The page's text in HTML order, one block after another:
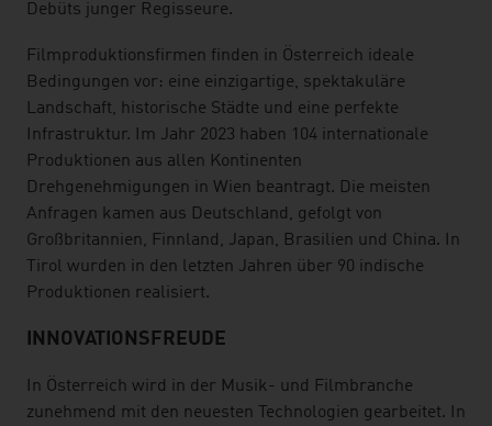
Debüts junger Regisseure.
Filmproduktionsfirmen finden in Österreich ideale
Bedingungen vor: eine einzigartige, spektakuläre
Landschaft, historische Städte und eine perfekte
Infrastruktur. Im Jahr 2023 haben 104 internationale
Produktionen aus allen Kontinenten
Drehgenehmigungen in Wien beantragt. Die meisten
Anfragen kamen aus Deutschland, gefolgt von
Großbritannien, Finnland, Japan, Brasilien und China. In
Tirol wurden in den letzten Jahren über 90 indische
Produktionen realisiert.
INNOVATIONSFREUDE
In Österreich wird in der Musik- und Filmbranche
zunehmend mit den neuesten Technologien gearbeitet. In